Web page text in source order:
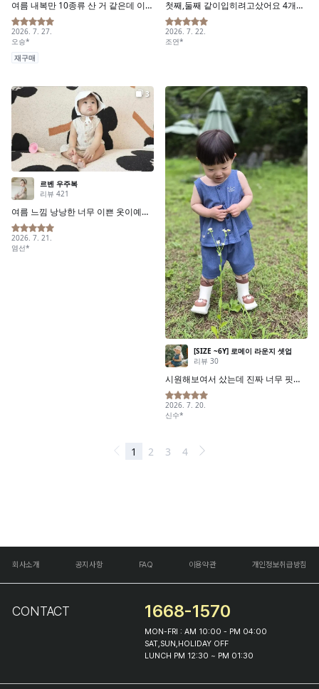
회사소개 공지사항 FAQ 이용약관 개인정보취급방침
CONTACT 1668-1570
MON-FRI : AM 10:00 - PM 04:00
SAT,SUN,HOLIDAY OFF
LUNCH PM 12:30 ~ PM 01:30